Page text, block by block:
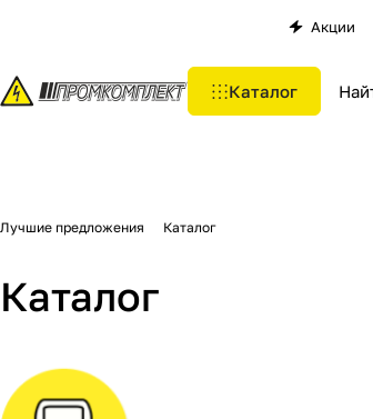
Акции
Каталог
Лучшие предложения Каталог
Каталог